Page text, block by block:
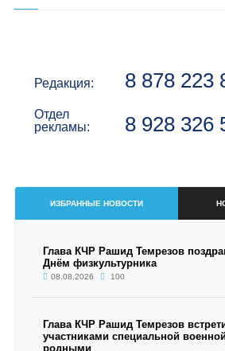
Редакция: 8 878 223
Отдел
рекламы:
8 928 326
ИЗБРАННЫЕ НОВОСТИ
Глава КЧР Рашид Темрезов
Днём физкультурника
08.08.2026 100
Глава КЧР Рашид Темрезов
участниками специальной
родными